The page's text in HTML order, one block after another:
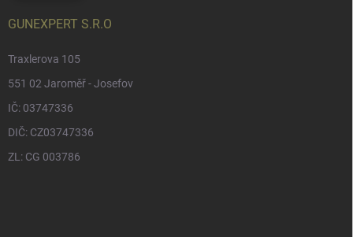
GUNEXPERT S.R.O
Traxlerova 105
551 02 Jaroměř - Josefov
IČ: 03747336
DIČ: CZ03747336
ZL: CG 003786